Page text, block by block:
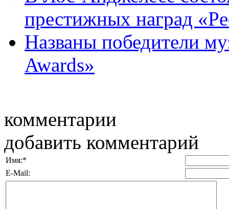
престижных наград
Названы победители
Awards»
комментарии
добавить комментарий
Имя:*
E-Mail: